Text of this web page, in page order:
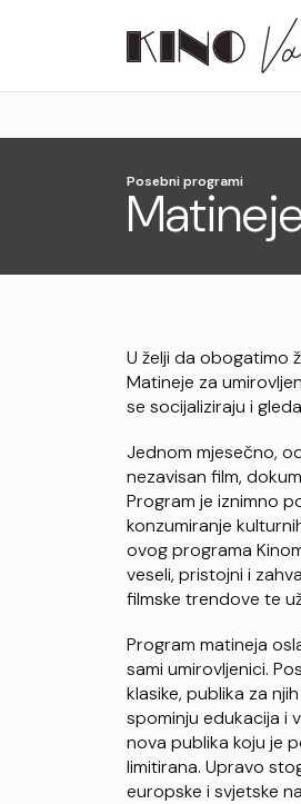
Posebni programi
U želji da obogatimo
Matineje za
se socijaliziraju i
Jednom mjesečno,
nezavisan film,
Program je iznimno
konzumiranje
ovog programa
veseli, pristojni i
filmske trendove te
Program matineja
sami umirovljenici.
klasike, publika za
spominju edukacija i
nova publika koju je
limitirana. Upravo
europske i svjetske